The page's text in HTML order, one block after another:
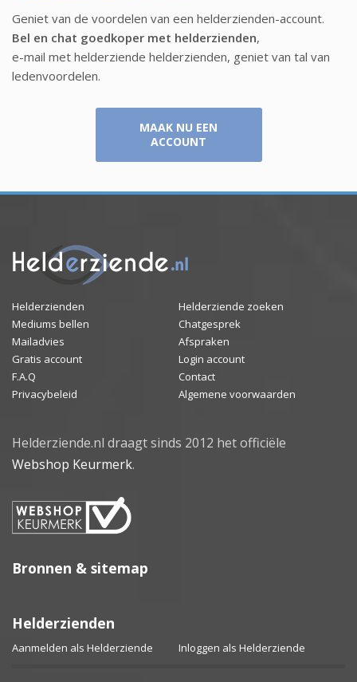
Geniet van de voordelen van een helderzienden-account.
Bel en chat goedkoper met helderzienden,
e-mail met helderziende helderzienden, geniet van tal van
ledenvoordelen.
MAAK NU EEN
ACCOUNT
Helderzienden
Helderziende zoeken
Mediums bellen
Chatgesprek
Mailadvies
Afspraken
Gratis account
Login account
F.A.Q
Contact
Privacybeleid
Algemene voorwaarden
Helderziende.nl draagt sinds 2012 het officiële
Webshop Keurmerk.
Bronnen & sitemap
Helderzienden
Aanmelden als Helderziende Inloggen als Helderziende